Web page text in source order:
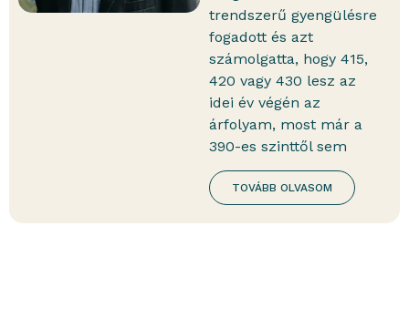
trendszerű gyengülésre
fogadott és azt
számolgatta, hogy 415,
420 vagy 430 lesz az
idei év végén az
árfolyam, most már a
390-es szinttől sem
TOVÁBB OLVASOM